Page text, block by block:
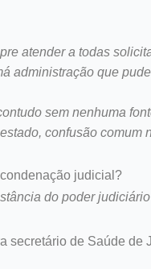
atender a todas
administração que
sem nenhuma
confusão comum
judicial?
do poder judiciário
de Saúde